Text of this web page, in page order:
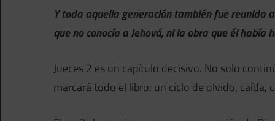
Y toda aquella generación también fue reunida
que no conocía a Jehová, ni la obra que él había
Jueces 2 es un capítulo decisivo. No solo
marcará todo el libro: un ciclo de olvido, caída,